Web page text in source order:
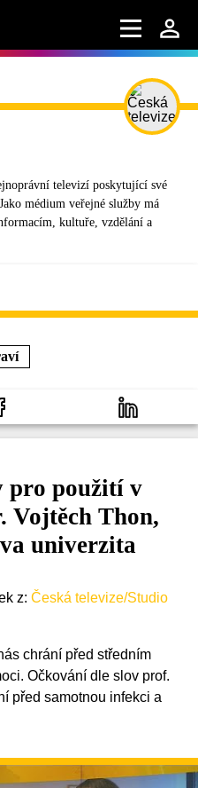
televizí poskytující své
médium veřejné služby má
kultuře, vzdělání a
pro použití v
Vojtěch Thon,
univerzita
z: Česká televize/Studio
chrání před středním
Očkování dle slov prof.
před samotnou infekci a